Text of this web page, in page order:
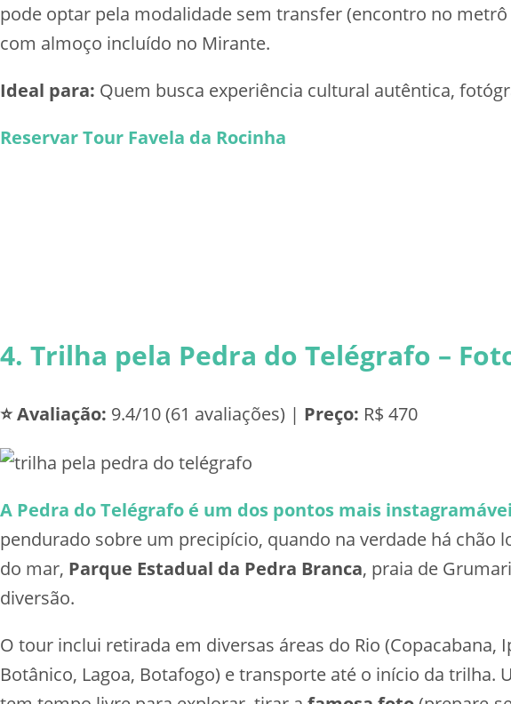
pode optar pela modalidade sem transfer (encontro no
com almoço incluído no Mirante.
Ideal para: Quem busca experiência cultural autêntica,
Reservar Tour Favela da Rocinha
4. Trilha pela Pedra do Telégrafo –
⭐ Avaliação: 9.4/10 (61 avaliações) | Preço: R$ 470
A Pedra do Telégrafo é um dos pontos mais
pendurado sobre um precipício, quando na verdade há chão
do mar, Parque Estadual da Pedra Branca, praia de
diversão.
O tour inclui retirada em diversas áreas do Rio (Copacabana,
Botânico, Lagoa, Botafogo) e transporte até o início da